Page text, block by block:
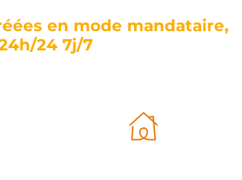
en mode mandataire,
24 7j/7